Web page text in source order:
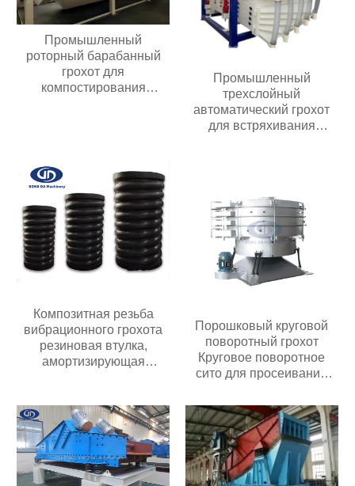
Промышленный
роторный барабанный
грохот для
компостирования
Промышленный
трехслойный
автоматический грохот
для встряхивания
Композитная резьба
вибрационного грохота
резиновая втулка,
амортизирующая
Порошковый круговой
поворотный грохот
Круговое поворотное
сито для просеивания
Промышленный круглый
поворотный грохот